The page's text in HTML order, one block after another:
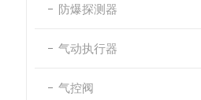
防爆探测器
气动执行器
气控阀